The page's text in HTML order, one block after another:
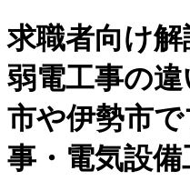
求職者向け
弱電工事の
市や伊勢市
事・電気設